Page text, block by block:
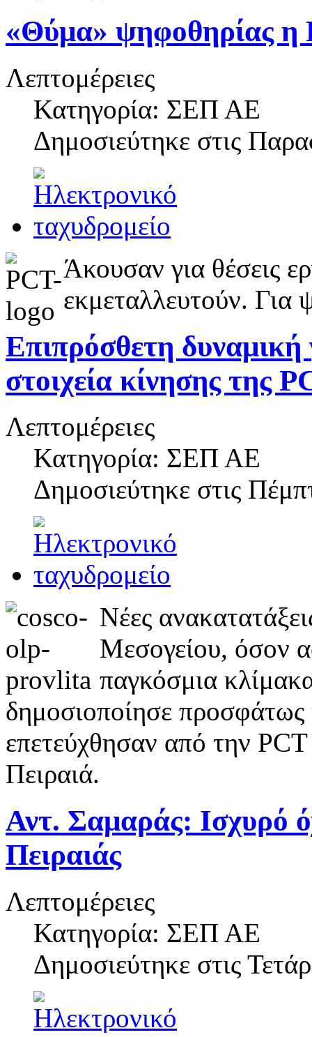
«Θύμα» ψηφοθηρίας η
Λεπτομέρειες
Κατηγορία: ΣΕΠ ΑΕ
Δημοσιεύτηκε στις
Άκουσαν για θέσεις
εκμεταλλευτούν. Για
Επιπρόσθετη δυναμική
στοιχεία κίνησης της
Λεπτομέρειες
Κατηγορία: ΣΕΠ ΑΕ
Δημοσιεύτηκε στις
Νέες
Μεσογείου, όσον
παγκόσμια
δημοσιοποίησε
επετεύχθησαν από την
Πειραιά.
Αντ. Σαμαράς: Ισχυρό
Πειραιάς
Λεπτομέρειες
Κατηγορία: ΣΕΠ ΑΕ
Δημοσιεύτηκε στις